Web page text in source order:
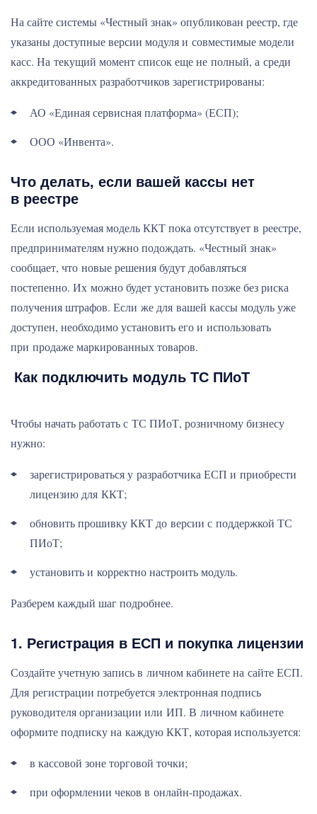
На сайте системы «Честный знак» опубликован реестр, где
указаны доступные версии модуля и совместимые модели
касс. На текущий момент список еще не полный, а среди
аккредитованных разработчиков зарегистрированы:
АО «Единая сервисная платформа» (ЕСП);
ООО «Инвента».
Что делать, если вашей кассы нет
в реестре
Если используемая модель ККТ пока отсутствует в реестре,
предпринимателям нужно подождать. «Честный знак»
сообщает, что новые решения будут добавляться
постепенно. Их можно будет установить позже без риска
получения штрафов. Если же для вашей кассы модуль уже
доступен, необходимо установить его и использовать
при продаже маркированных товаров.
Как подключить модуль ТС ПИоТ
Чтобы начать работать с ТС ПИоТ, розничному бизнесу
нужно:
зарегистрироваться у разработчика ЕСП и приобрести
лицензию для ККТ;
обновить прошивку ККТ до версии с поддержкой ТС
ПИоТ;
установить и корректно настроить модуль.
Разберем каждый шаг подробнее.
1. Регистрация в ЕСП и покупка лицензии
Создайте учетную запись в личном кабинете на сайте ЕСП.
Для регистрации потребуется электронная подпись
руководителя организации или ИП. В личном кабинете
оформите подписку на каждую ККТ, которая используется:
в кассовой зоне торговой точки;
при оформлении чеков в онлайн-продажах.